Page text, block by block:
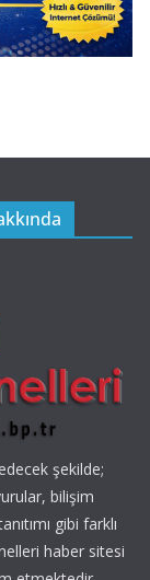
şekilde;
bilişim
gibi farklı
haber sitesi